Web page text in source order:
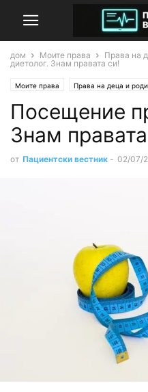
дом Моите права Права на
диетолог. Знам правата си!
Моите права Права на деца и
Посещение
Знам
от Пациентски вестник - 02/07/